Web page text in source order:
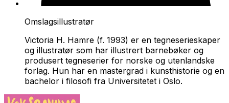
Omslagsillustratør
Victoria H. Hamre (f. 1993) er en tegneserieskaper
og illustratør som har illustrert barnebøker og
produsert tegneserier for norske og utenlandske
forlag. Hun har en mastergrad i kunsthistorie og en
bachelor i filosofi fra Universitetet i Oslo.